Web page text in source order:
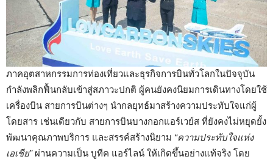
ภาคอุตสาหกรรมการท่องเที่ยวและธุรกิจการบินทั่วโลกในปัจจุบัน
กำลังพลิกฟื้นกลับเข้าสู่สภาวะปกติ ผู้คนยังคงนิยมการเดินทางโดยใช้
เครื่องบิน สายการบินต่างๆ นำกลยุทธ์มาสร้างความประทับใจแก่ผู้
โดยสาร เช่นเดียวกับ สายการบินบางกอกแอร์เวย์ส ที่ยังคงไม่หยุดยั้ง
พัฒนาคุณภาพบริการ และสรรค์สร้างนิยาม “ความประทับใจแห่ง
เอเชีย” ผ่านความเป็น บูทีค แอร์ไลน์ ให้เกิดขึ้นอย่างแท้จริง โดย